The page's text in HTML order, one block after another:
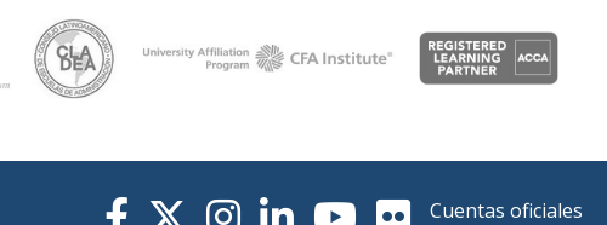
Cuentas oficiales